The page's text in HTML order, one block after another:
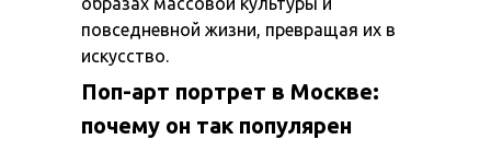
повседневной жизни, превращая их в
искусство.
Поп-арт портрет в Москве:
почему он так популярен